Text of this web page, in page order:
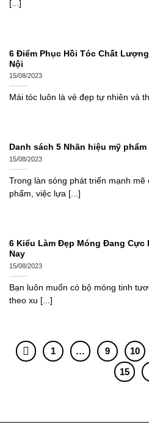
[...]
6 Điểm Phục Hồi Tóc Chất
Nội
15/08/2023
Mái tóc luôn là vẻ đẹp tự nhiên và
Danh sách 5 Nhãn hiệu mỹ
15/08/2023
Trong làn sóng phát triển mạnh
phẩm, việc lựa [...]
6 Kiểu Làm Đẹp Móng Đang Cực
Nay
15/08/2023
Bạn luôn muốn có bộ móng tinh
theo xu [...]
1 … 9 10
15